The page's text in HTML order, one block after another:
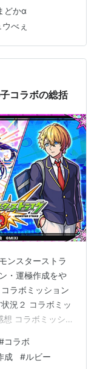
報酬を獲得でき
１回勝つと運極
悪魔ほむらを獲
かったです。ま
います。自分は何
どかα
べぇ
コラボの総括
ンスターストラ
・運極作成をや
ラボミッション
況２ コラボミッ
想 コラボミッシ
えるというもの
す。全てクリア
コラボ
成 #ルビー